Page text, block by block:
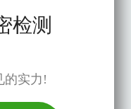
检测
的实力!